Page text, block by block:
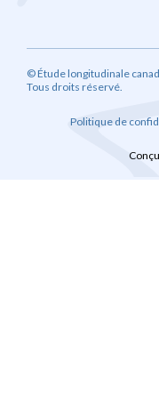
© Étude longitudinale
Tous droits réservé.
Politique de